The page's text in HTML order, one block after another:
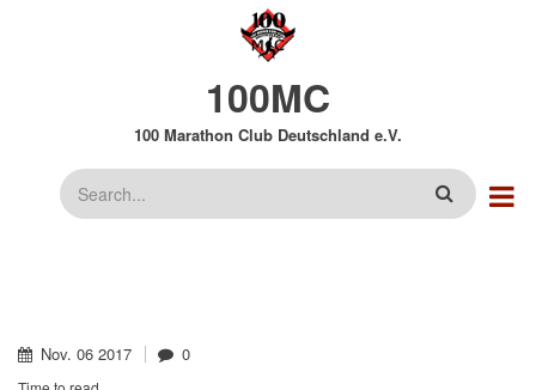
100MC
100 Marathon Club Deutschland e.V.
Suche
Nov. 06 2017 0